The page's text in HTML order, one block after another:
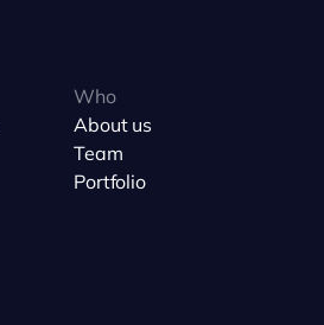
Who
About us
Team
Portfolio